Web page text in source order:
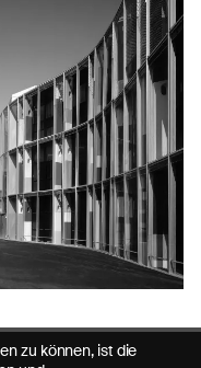
zu können, ist die